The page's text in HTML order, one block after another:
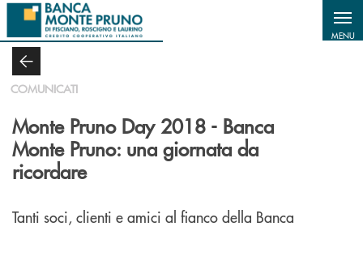
Salta al contenuto principale
MENU
COMUNICATI
Monte Pruno Day 2018 - Banca
Monte Pruno: una giornata da
ricordare
Tanti soci, clienti e amici al fianco della Banca